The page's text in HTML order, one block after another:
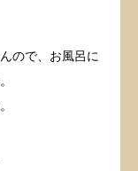
ので、お風呂に